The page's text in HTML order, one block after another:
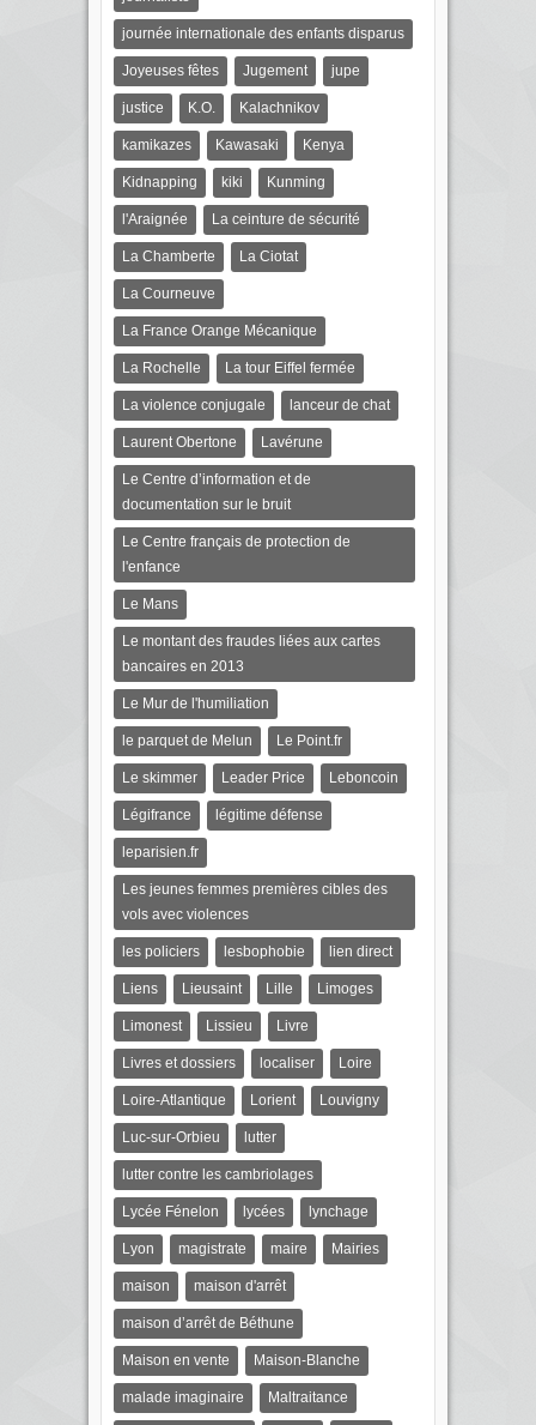
journée internationale des enfants disparus
Joyeuses fêtes Jugement jupe
justice K.O. Kalachnikov
kamikazes Kawasaki Kenya
Kidnapping kiki Kunming
l'Araignée La ceinture de sécurité
La Chamberte La Ciotat
La Courneuve
La France Orange Mécanique
La Rochelle La tour Eiffel fermée
La violence conjugale lanceur de chat
Laurent Obertone Lavérune
Le Centre d’information et de
documentation sur le bruit
Le Centre français de protection de
l'enfance
Le Mans
Le montant des fraudes liées aux cartes
bancaires en 2013
Le Mur de l'humiliation
le parquet de Melun Le Point.fr
Le skimmer Leader Price Leboncoin
Légifrance légitime défense
leparisien.fr
Les jeunes femmes premières cibles des
vols avec violences
les policiers lesbophobie lien direct
Liens Lieusaint Lille Limoges
Limonest Lissieu Livre
Livres et dossiers localiser Loire
Loire-Atlantique Lorient Louvigny
Luc-sur-Orbieu lutter
lutter contre les cambriolages
Lycée Fénelon lycées lynchage
Lyon magistrate maire Mairies
maison maison d'arrêt
maison d’arrêt de Béthune
Maison en vente Maison-Blanche
malade imaginaire Maltraitance